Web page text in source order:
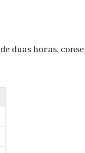
duas horas,